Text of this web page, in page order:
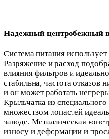
Надежный центробежный
Система питания
Разряжение и расход
влияния фильтров и
стабильна, частота отказов
и он может работать
Крыльчатка из
множеством лопастей
заводе. Металлическая
износу и деформации и